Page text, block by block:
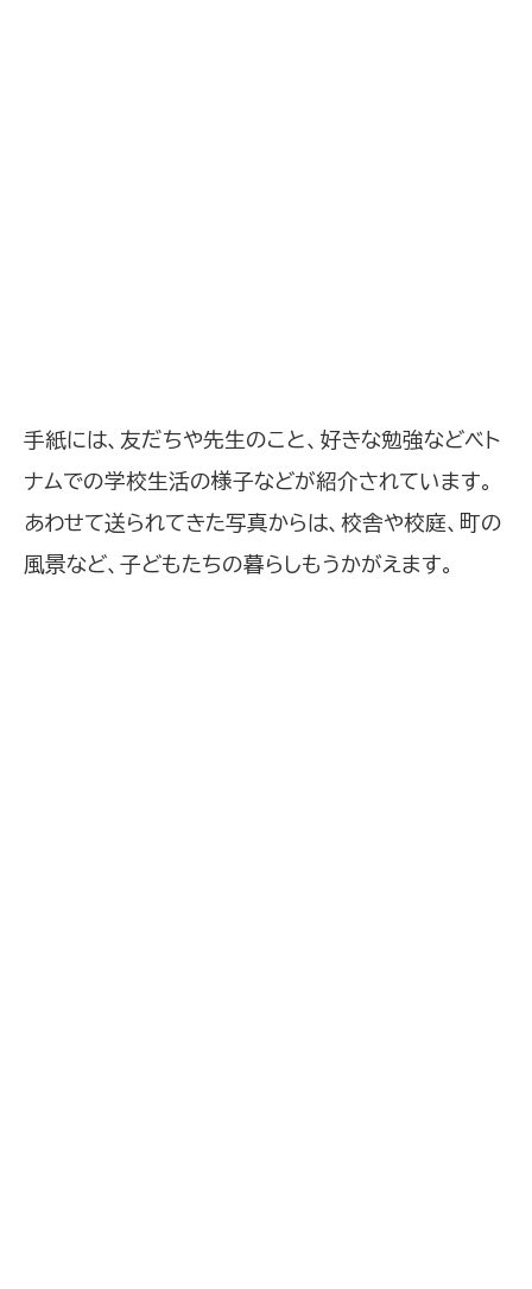
手紙には、友だちや先生のこと、好きな勉強などベト
ナムでの学校生活の様子などが紹介されています。
あわせて送られてきた写真からは、校舎や校庭、町の
風景など、子どもたちの暮らしもうかがえます。